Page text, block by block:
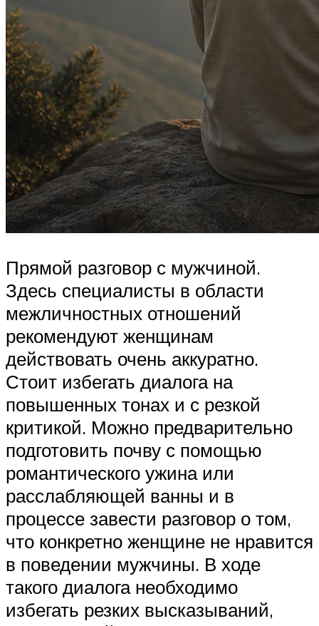
Прямой разговор с мужчиной.
Здесь специалисты в области
межличностных отношений
рекомендуют женщинам
действовать очень аккуратно.
Стоит избегать диалога на
повышенных тонах и с резкой
критикой. Можно предварительно
подготовить почву с помощью
романтического ужина или
расслабляющей ванны и в
процессе завести разговор о том,
что конкретно женщине не нравится
в поведении мужчины. В ходе
такого диалога необходимо
избегать резких высказываний,